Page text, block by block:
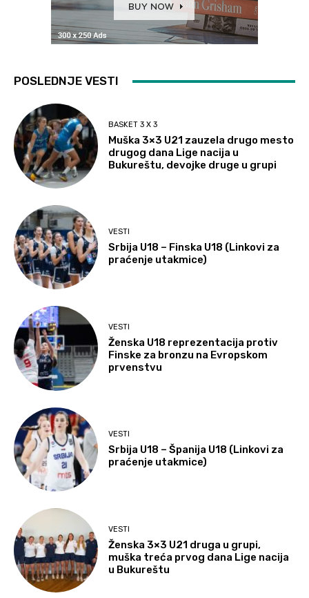
POSLEDNJE VESTI
BASKET 3 X 3
Muška 3×3 U21 zauzela drugo mesto
drugog dana Lige nacija u
Bukureštu, devojke druge u grupi
VESTI
Srbija U18 – Finska U18 (Linkovi za
praćenje utakmice)
VESTI
Ženska U18 reprezentacija protiv
Finske za bronzu na Evropskom
prvenstvu
VESTI
Srbija U18 – Španija U18 (Linkovi za
praćenje utakmice)
VESTI
Ženska 3×3 U21 druga u grupi,
muška treća prvog dana Lige nacija
u Bukureštu